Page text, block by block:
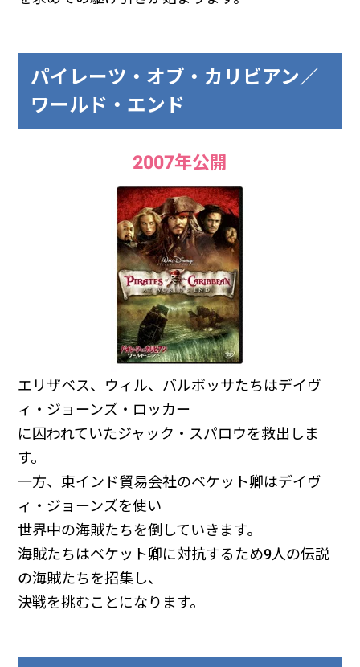
パイレーツ・オブ・カリビアン／
ワールド・エンド
2007年公開
エリザベス、ウィル、バルボッサたちはデイヴ
ィ・ジョーンズ・ロッカー
に囚われていたジャック・スパロウを救出しま
す。
一方、東インド貿易会社のベケット卿はデイヴ
ィ・ジョーンズを使い
世界中の海賊たちを倒していきます。
海賊たちはベケット卿に対抗するため9人の伝説
の海賊たちを招集し、
決戦を挑むことになります。